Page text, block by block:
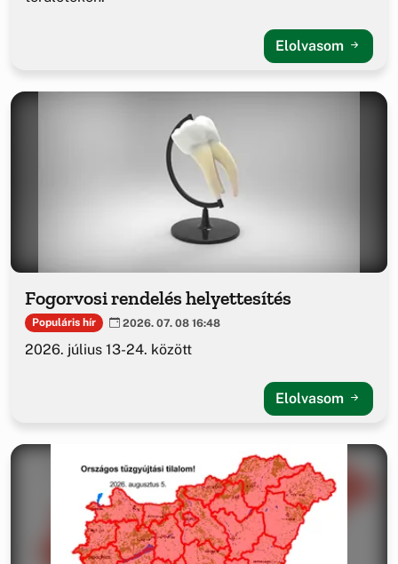
Elolvasom
Fogorvosi rendelés helyettesítés
Populáris hír 2026. 07. 08 16:48
2026. július 13-24. között
Elolvasom